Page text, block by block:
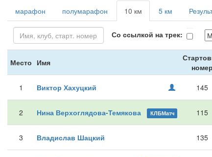
марафон полумарафон 10 км 5 км
Со ссылкой на трек:
Место Имя
номер
1 Виктор Хахуцкий 145
2 КЛБМатч
Нина Верхоглядова-Темякова 115
3 Владислав Шацкий 135